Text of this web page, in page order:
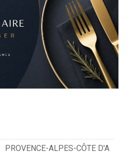
PROVENCE-ALPES-CÔTE D'A